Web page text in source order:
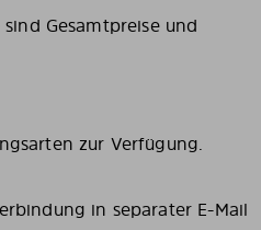
Gesamtpreise und
zur Verfügung.
in separater E-Mail